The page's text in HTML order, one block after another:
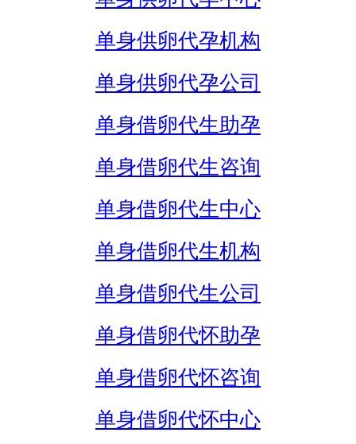
单身供卵代孕机构
单身供卵代孕公司
单身借卵代生助孕
单身借卵代生咨询
单身借卵代生中心
单身借卵代生机构
单身借卵代生公司
单身借卵代怀助孕
单身借卵代怀咨询
单身借卵代怀中心